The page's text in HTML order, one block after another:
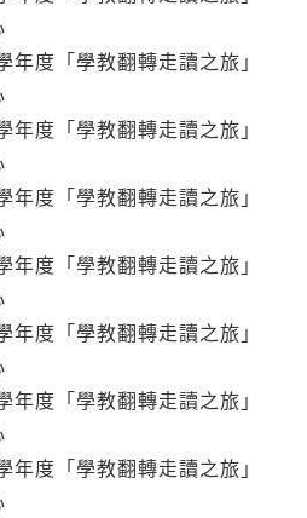
年度「學教翻轉走讀之旅」
年度「學教翻轉走讀之旅」
年度「學教翻轉走讀之旅」
年度「學教翻轉走讀之旅」
年度「學教翻轉走讀之旅」
年度「學教翻轉走讀之旅」
年度「學教翻轉走讀之旅」